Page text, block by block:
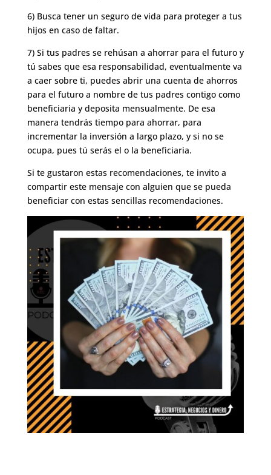
6) Busca tener un seguro de vida para proteger a tus
hijos en caso de faltar.
7) Si tus padres se rehúsan a ahorrar para el futuro y
tú sabes que esa responsabilidad, eventualmente va
a caer sobre ti, puedes abrir una cuenta de ahorros
para el futuro a nombre de tus padres contigo como
beneficiaria y deposita mensualmente. De esa
manera tendrás tiempo para ahorrar, para
incrementar la inversión a largo plazo, y si no se
ocupa, pues tú serás el o la beneficiaria.
Si te gustaron estas recomendaciones, te invito a
compartir este mensaje con alguien que se pueda
beneficiar con estas sencillas recomendaciones.